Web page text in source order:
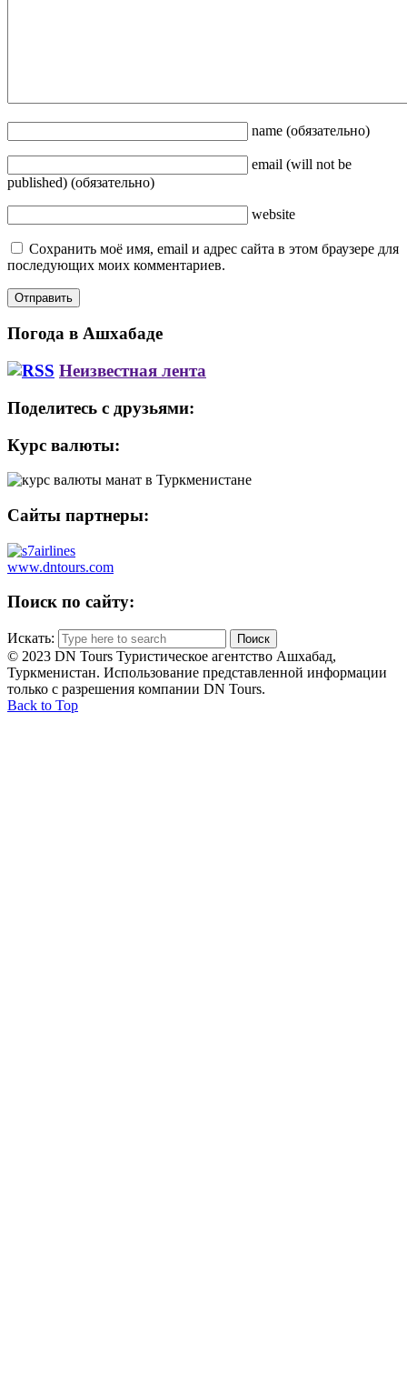
name (обязательно)
email (will not be
published) (обязательно)
website
Сохранить моё имя, email и адрес сайта в этом браузере для
последующих моих комментариев.
Погода в Ашхабаде
Неизвестная лента
Поделитесь с друзьями:
Курс валюты:
Сайты партнеры:
www.dntours.com
Поиск по сайту:
Искать:
© 2023 DN Tours Туристическое агентство Ашхабад,
Туркменистан. Использование представленной информации
только с разрешения компании DN Tours.
Back to Top